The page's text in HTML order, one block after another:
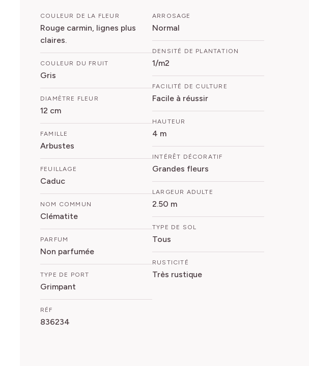
COULEUR DE LA FLEUR
Rouge carmin, lignes plus
claires.
COULEUR DU FRUIT
Gris
DIAMÈTRE FLEUR
12 cm
FAMILLE
Arbustes
FEUILLAGE
Caduc
NOM COMMUN
Clématite
PARFUM
Non parfumée
TYPE DE PORT
Grimpant
RÉF
836234
ARROSAGE
Normal
DENSITÉ DE PLANTATION
1/m2
FACILITÉ DE CULTURE
Facile à réussir
HAUTEUR
4 m
INTÉRÊT DÉCORATIF
Grandes fleurs
LARGEUR ADULTE
2.50 m
TYPE DE SOL
Tous
RUSTICITÉ
Très rustique